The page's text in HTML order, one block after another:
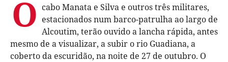
O cabo Manata e Silva e outros três militares,
estacionados num barco-patrulha ao largo de
Alcoutim, terão ouvido a lancha rápida, antes
mesmo de a visualizar, a subir o rio Guadiana, a
coberto da escuridão, na noite de 27 de outubro. O